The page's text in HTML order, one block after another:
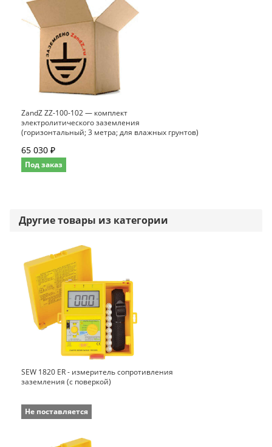
ZandZ ZZ-100-102 — комплект
электролитического заземления
(горизонтальный; 3 метра; для влажных грунтов)
65 030 ₽
Под заказ
Другие товары из категории
SEW 1820 ER - измеритель сопротивления
заземления (с поверкой)
Не поставляется